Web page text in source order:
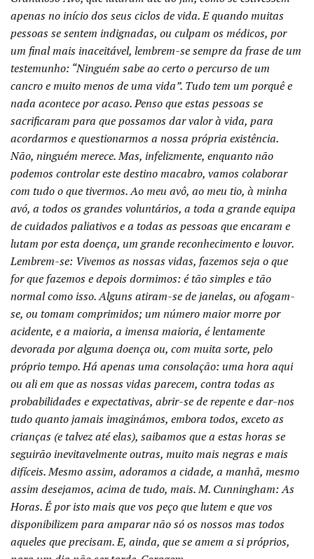
apenas no início dos seus ciclos de vida. E quando muitas
pessoas se sentem indignadas, ou culpam os médicos, por
um final mais inaceitável, lembrem-se sempre da frase de um
testemunho: “Ninguém sabe ao certo o percurso de um
cancro e muito menos de uma vida”. Tudo tem um porquê e
nada acontece por acaso. Penso que estas pessoas se
sacrificaram para que possamos dar valor à vida, para
acordarmos e questionarmos a nossa própria existência.
Não, ninguém merece. Mas, infelizmente, enquanto não
podemos controlar este destino macabro, vamos colaborar
com tudo o que tivermos. Ao meu avô, ao meu tio, à minha
avó, a todos os grandes voluntários, a toda a grande equipa
de cuidados paliativos e a todas as pessoas que encaram e
lutam por esta doença, um grande reconhecimento e louvor.
Lembrem-se: Vivemos as nossas vidas, fazemos seja o que
for que fazemos e depois dormimos: é tão simples e tão
normal como isso. Alguns atiram-se de janelas, ou afogam-
se, ou tomam comprimidos; um número maior morre por
acidente, e a maioria, a imensa maioria, é lentamente
devorada por alguma doença ou, com muita sorte, pelo
próprio tempo. Há apenas uma consolação: uma hora aqui
ou ali em que as nossas vidas parecem, contra todas as
probabilidades e expectativas, abrir-se de repente e dar-nos
tudo quanto jamais imaginámos, embora todos, exceto as
crianças (e talvez até elas), saibamos que a estas horas se
seguirão inevitavelmente outras, muito mais negras e mais
difíceis. Mesmo assim, adoramos a cidade, a manhã, mesmo
assim desejamos, acima de tudo, mais. M. Cunningham: As
Horas. É por isto mais que vos peço que lutem e que vos
disponibilizem para amparar não só os nossos mas todos
aqueles que precisam. E, ainda, que se amem a si próprios,